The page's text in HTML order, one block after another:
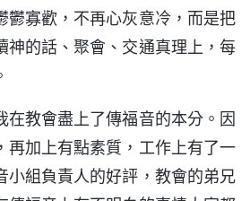
鬱寡歡，不再心灰意冷，而是把
神的話、聚會、交通真理上，每
在教會盡上了傳福音的本分。因
再加上有點素質，工作上有了一
小組負責人的好評，教會的弟兄